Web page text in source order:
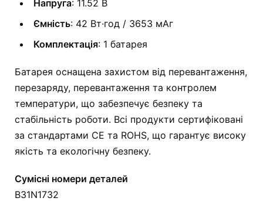
Напруга: 11.52 В
Ємність: 42 Вт·год / 3653 мАг
Комплектація: 1 батарея
Батарея оснащена захистом від перевантаження,
перезаряду, перевантаження та контролем
температури, що забезпечує безпеку та
стабільність роботи. Всі продукти сертифіковані
за стандартами CE та ROHS, що гарантує високу
якість та екологічну безпеку.
Сумісні номери деталей
B31N1732